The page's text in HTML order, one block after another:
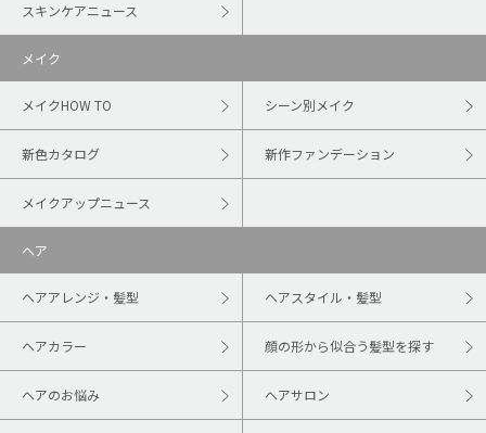
スキンケアニュース
メイク
メイクHOW TO シーン別メイク
新色カタログ 新作ファンデーション
メイクアップニュース
ヘア
ヘアアレンジ・髪型 ヘアスタイル・髪型
ヘアカラー 顔の形から似合う髪型を探す
ヘアのお悩み ヘアサロン